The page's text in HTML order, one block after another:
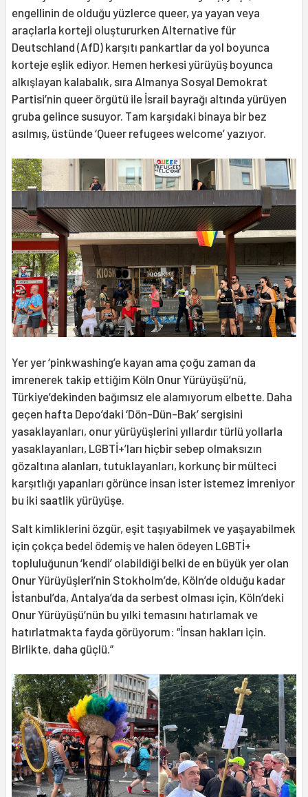
engellinin de olduğu yüzlerce queer, ya yayan veya
araçlarla korteji oluştururken Alternative für
Deutschland (AfD) karşıtı pankartlar da yol boyunca
korteje eşlik ediyor. Hemen herkesi yürüyüş boyunca
alkışlayan kalabalık, sıra Almanya Sosyal Demokrat
Partisi’nin queer örgütü ile İsrail bayrağı altında yürüyen
gruba gelince susuyor. Tam karşıdaki binaya bir bez
asılmış, üstünde ‘Queer refugees welcome’ yazıyor.
Yer yer ‘pinkwashing’e kayan ama çoğu zaman da
imrenerek takip ettiğim Köln Onur Yürüyüşü’nü,
Türkiye’dekinden bağımsız ele alamıyorum elbette. Daha
geçen hafta Depo’daki ‘Dön-Dün-Bak’ sergisini
yasaklayanları, onur yürüyüşlerini yıllardır türlü yollarla
yasaklayanları, LGBTİ+’ları hiçbir sebep olmaksızın
gözaltına alanları, tutuklayanları, korkunç bir mülteci
karşıtlığı yapanları görünce insan ister istemez imreniyor
bu iki saatlik yürüyüşe.
Salt kimliklerini özgür, eşit taşıyabilmek ve yaşayabilmek
için çokça bedel ödemiş ve halen ödeyen LGBTİ+
topluluğunun ‘kendi’ olabildiği belki de en büyük yer olan
Onur Yürüyüşleri’nin Stokholm’de, Köln’de olduğu kadar
İstanbul’da, Antalya’da da serbest olması için, Köln’deki
Onur Yürüyüşü’nün bu yılki temasını hatırlamak ve
hatırlatmakta fayda görüyorum: “İnsan hakları için.
Birlikte, daha güçlü.”